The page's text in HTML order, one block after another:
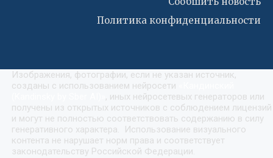
Политика конфиденциальности
Изображения, фотографии, если не указан источник,
созданы с использованием нейросети
, иных нейросетевых генераторов или
получены из открытых источников с соблюдением лицензий
и могут не полностью соответствовать содержанию в силу
генеративного характера. Использование визуального
контента не нарушает норм права и соответствует
законодательству Российской Федерации.